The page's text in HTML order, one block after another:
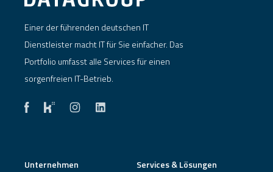
Einer der führenden deutschen IT
Dienstleister macht IT für Sie einfacher. Das
Portfolio umfasst alle Services für einen
sorgenfreien IT-Betrieb.
Unternehmen Services & Lösungen